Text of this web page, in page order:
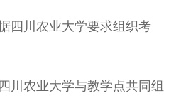
四川农业大学要求组织考
川农业大学与教学点共同组